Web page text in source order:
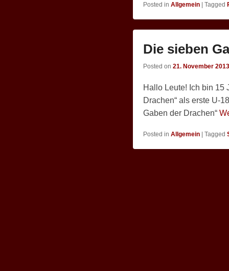
Posted in Allgemein | Tagged
Die sieben
Posted on 21. November 2013
Hallo Leute! Ich bin 15
Drachen“ als erste U-
Gaben der Drachen“
Posted in Allgemein Tagged